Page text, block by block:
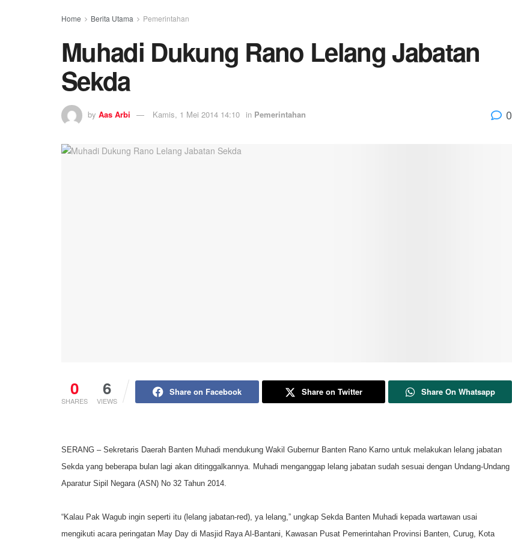
Home Berita Utama Pemerintahan
Muhadi Dukung Rano Lelang Jabatan
Sekda
by Aas Arbi Kamis, 1 Mei 2014 14:10 in Pemerintahan 0
0
SHARES
6
VIEWS
Share on Facebook Share on Twitter Share On Whatsapp
SERANG – Sekretaris Daerah Banten Muhadi mendukung Wakil Gubernur Banten Rano Karno untuk melakukan lelang jabatan
Sekda yang beberapa bulan lagi akan ditinggalkannya. Muhadi menganggap lelang jabatan sudah sesuai dengan Undang-Undang
Aparatur Sipil Negara (ASN) No 32 Tahun 2014.
“Kalau Pak Wagub ingin seperti itu (lelang jabatan-red), ya lelang,” ungkap Sekda Banten Muhadi kepada wartawan usai
mengikuti acara peringatan May Day di Masjid Raya Al-Bantani, Kawasan Pusat Pemerintahan Provinsi Banten, Curug, Kota